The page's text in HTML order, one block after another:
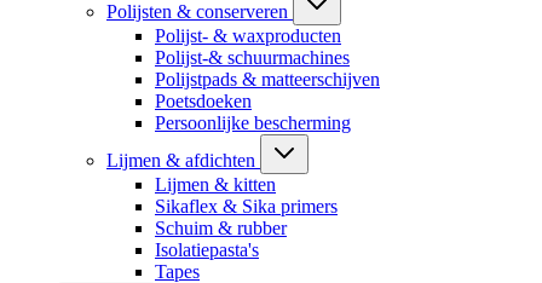
Polijsten & conserveren
Polijst- & waxproducten
Polijst-& schuurmachines
Polijstpads & matteerschijven
Poetsdoeken
Persoonlijke bescherming
Lijmen & afdichten
Lijmen & kitten
Sikaflex & Sika primers
Schuim & rubber
Isolatiepasta's
Tapes